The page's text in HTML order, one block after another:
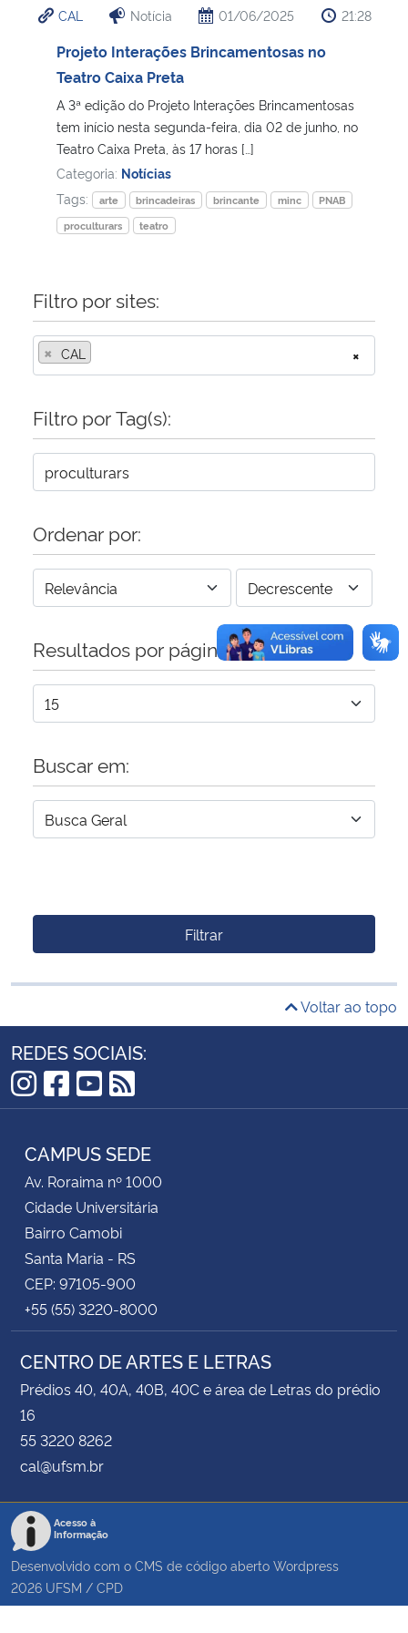
Ministério da Cidadania
Ministério da Saúde
Ministério de Minas e Energia
Ministério da Ciência, Tecnologia, Inovações e Comunicações
Ministério do Meio Ambiente
Ministério do Desenvolvimento Regional
Controladoria-Geral da União
Secretaria-Geral
Gabinete de Segurança Institucional
Advocacia-Geral da União
Banco Central do Brasil
Planalto
CAL Notícia 01/06/2025 21:28
Projeto Interações Brincamentosas no
Teatro Caixa Preta
A 3ª edição do Projeto Interações Brincamentosas
tem início nesta segunda-feira, dia 02 de junho, no
Teatro Caixa Preta, às 17 horas […]
Categoria: Notícias
Tags:
arte brincadeiras brincante minc
PNAB
proculturars
teatro
Filtro por sites:
×
× CAL
Filtro por Tag(s):
Ordenar por:
Resultados por página:
Buscar em:
Filtrar
Voltar ao topo
REDES SOCIAIS:
Instagram
Facebook
YouTube
RSS
CAMPUS SEDE
Av. Roraima nº 1000
Cidade Universitária
Bairro Camobi
Santa Maria - RS
CEP: 97105-900
+55 (55) 3220-8000
CENTRO DE ARTES E LETRAS
Prédios 40, 40A, 40B, 40C e área de Letras do prédio
16
55 3220 8262
cal@ufsm.br
Acesso à
Informação
Desenvolvido com o CMS de código aberto Wordpress
2026 UFSM / CPD